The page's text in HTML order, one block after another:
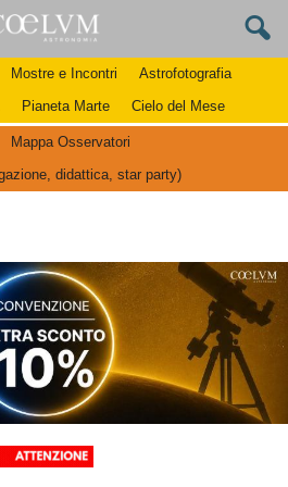
Mostre e Incontri
Astrofotografia
Pianeta Marte Cielo del Mese
Mappa Osservatori
didattica, star party)